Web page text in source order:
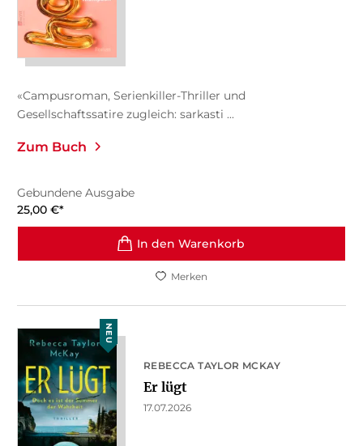
«Campusroman, Serienkiller-Thriller und
Gesellschaftssatire zugleich: sarkasti ...
Zum Buch
Gebundene Ausgabe
25,00 €*
In den Warenkorb
Merken
NEU
REBECCA TAYLOR MCKAY
Er lügt
17.07.2026